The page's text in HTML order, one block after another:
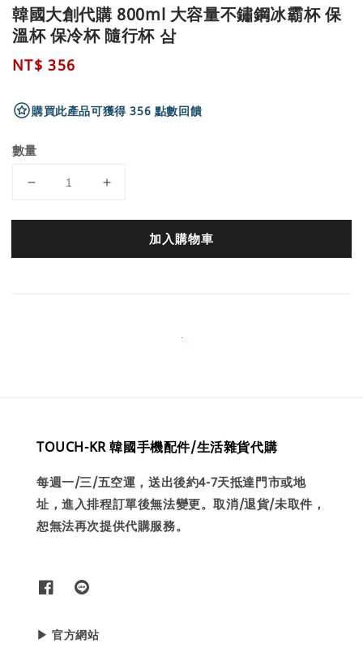
韓國大創代購 800ml 大容量不鏽鋼冰霸杯 保
溫杯 保冷杯 隨行杯 삼
Regular
NT$ 356
購買此產品可獲得 356 點數回饋
數量
加入購物車
TOUCH-KR 韓國手機配件/生活雜貨代購
每週一/三/五空運，送出後約4-7天抵達門市或地
址，進入排程訂單後無法變更。取消/退貨/未取件，
恕無法再次提供代購服務。
▶ 官方網站